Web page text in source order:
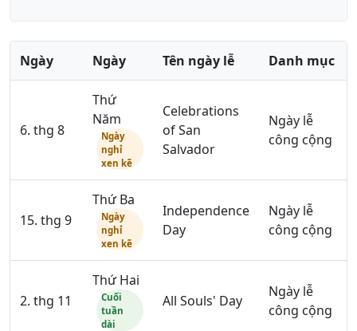
Ngày Ngày Tên ngày lễ Danh mục
6. thg 8
Thứ
Năm
Ngày
nghỉ
xen kẽ
Celebrations
of San
Salvador
Ngày lễ
công cộng
15. thg 9
Thứ Ba
Ngày
nghỉ
xen kẽ
Independence
Day
Ngày lễ
công cộng
2. thg 11
Thứ Hai
Cuối
tuần
dài
All Souls' Day
Ngày lễ
công cộng